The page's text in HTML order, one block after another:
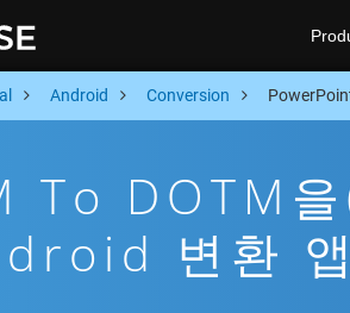
Android Conversion
To DOTM
변환 앱